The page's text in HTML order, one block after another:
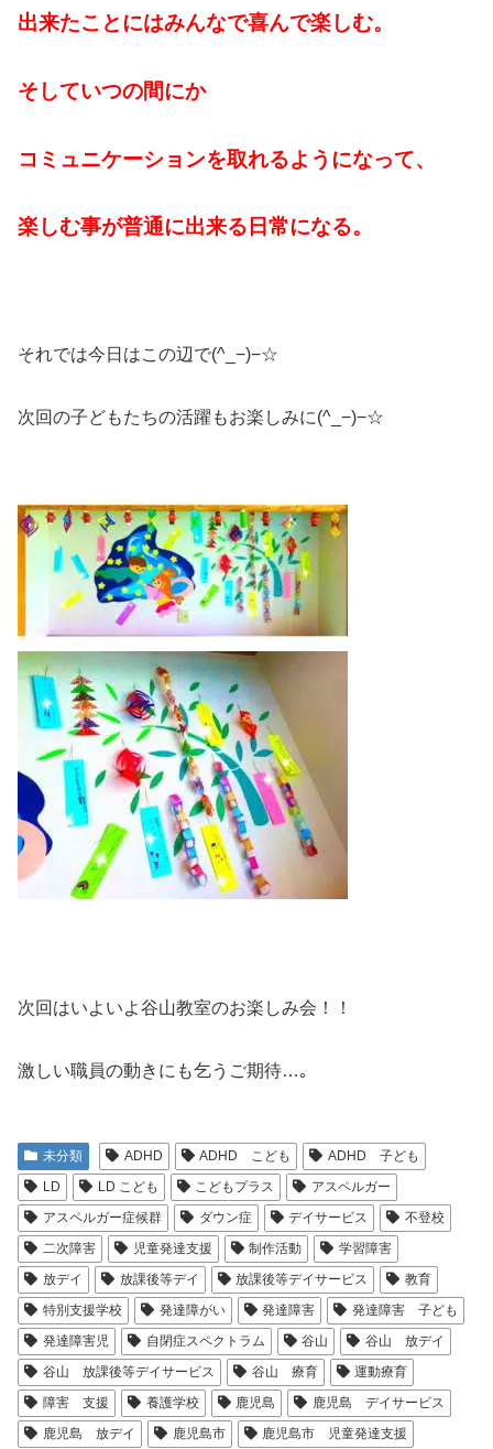
出来たことにはみんなで喜んで楽しむ。
そしていつの間にか
コミュニケーションを取れるようになって、
楽しむ事が普通に出来る日常になる。
それでは今日はこの辺で(^_−)−☆
次回の子どもたちの活躍もお楽しみに(^_−)−☆
次回はいよいよ谷山教室のお楽しみ会！！
激しい職員の動きにも乞うご期待…｡
未分類 ADHD ADHD こども
ADHD 子ども
LD
LD こども こどもプラス
アスペルガー
アスペルガー症候群
ダウン症 デイサービス
不登校
二次障害
児童発達支援 制作活動
学習障害
放デイ
放課後等デイ 放課後等デイサービス
教育
特別支援学校
発達障がい 発達障害
発達障害 子ども
発達障害児
自閉症スペクトラム 谷山
谷山 放デイ
谷山 放課後等デイサービス
谷山 療育
運動療育
障害 支援
養護学校 鹿児島
鹿児島 デイサービス
鹿児島 放デイ
鹿児島市 鹿児島市 児童発達支援